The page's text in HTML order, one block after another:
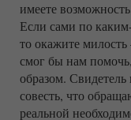
имеете
Если сами по
то окажите
смог бы нам
образом.
совесть, что
реальной